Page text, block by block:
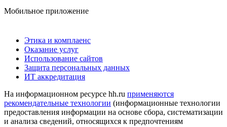
Мобильное приложение
Этика и комплаенс
Оказание услуг
Использование сайтов
Защита персональных данных
ИТ аккредитация
На информационном ресурсе hh.ru применяются
рекомендательные технологии (информационные технологии
предоставления информации на основе сбора, систематизации
и анализа сведений, относящихся к предпочтениям